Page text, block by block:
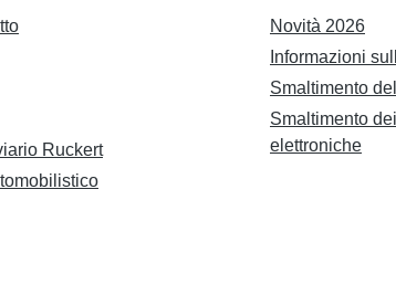
Ruckert
Novità 2026
Informazioni
Smaltimento
Smaltimento
elettroniche